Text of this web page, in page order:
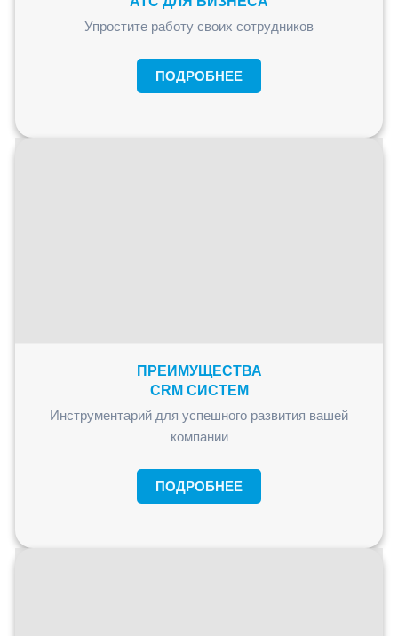
Упростите работу своих сотрудников
ПОДРОБНЕЕ
ПРЕИМУЩЕСТВА
CRM СИСТЕМ
Инструментарий для успешного развития вашей
компании
ПОДРОБНЕЕ